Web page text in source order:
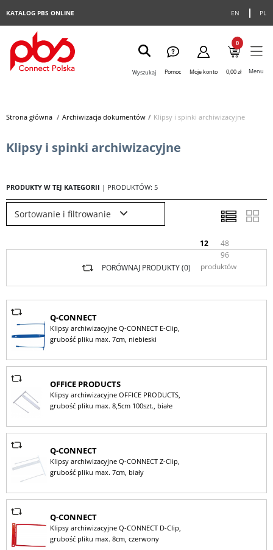
EN PL
KATALOG PBS ONLINE
Wyszukaj Pomoc Moje konto
0
0,00 zł Menu
Strona główna> Archiwizacja dokumentów> Klipsy i spinki archiwizacyjne
Klipsy i spinki archiwizacyjne
PRODUKTY W TEJ KATEGORII | PRODUKTÓW: 5
Sortowanie i filtrowanie
12
48
96
produktów
PORÓWNAJ PRODUKTY (0)
Q-CONNECT
Klipsy archiwizacyjne Q-CONNECT E-Clip,
grubość pliku max. 7cm, niebieski
OFFICE PRODUCTS
Klipsy archiwizacyjne OFFICE PRODUCTS,
grubość pliku max. 8,5cm 100szt., białe
Q-CONNECT
Klipsy archiwizacyjne Q-CONNECT Z-Clip,
grubość pliku max. 7cm, biały
Q-CONNECT
Klipsy archiwizacyjne Q-CONNECT D-Clip,
grubość pliku max. 8cm, czerwony